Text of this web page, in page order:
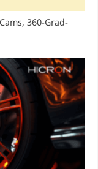
360-Grad-